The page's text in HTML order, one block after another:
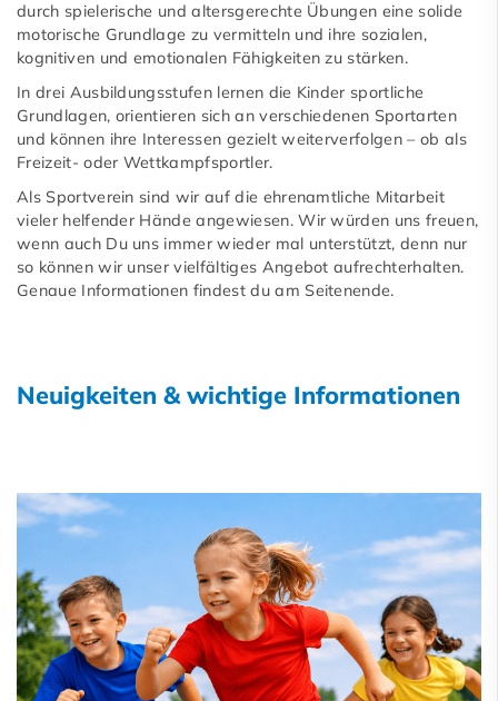
durch spielerische und altersgerechte Übungen eine solide
motorische Grundlage zu vermitteln und ihre sozialen,
kognitiven und emotionalen Fähigkeiten zu stärken.
In drei Ausbildungsstufen lernen die Kinder sportliche
Grundlagen, orientieren sich an verschiedenen Sportarten
und können ihre Interessen gezielt weiterverfolgen – ob als
Freizeit- oder Wettkampfsportler.
Als Sportverein sind wir auf die ehrenamtliche Mitarbeit
vieler helfender Hände angewiesen. Wir würden uns freuen,
wenn auch Du uns immer wieder mal unterstützt, denn nur
so können wir unser vielfältiges Angebot aufrechterhalten.
Genaue Informationen findest du am Seitenende.
Neuigkeiten & wichtige Informationen